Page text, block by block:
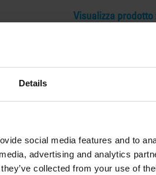
Details
social media features and to
advertising and analytics
collected from your use of
Visualizza prodotto